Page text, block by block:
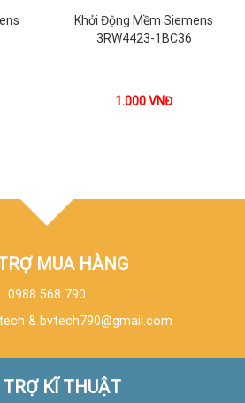
Khởi Động Mềm Siemens
3RW4423-1BC36
1.000VNĐ
MUA HÀNG
0988 568 790
& bvtech790@gmail.com
TRỢ KĨ THUẬT